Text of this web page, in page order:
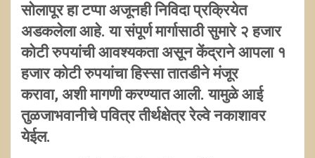
सोलापूर हा टप्पा अजूनही निविदा प्रक्रियेत
अडकलेला आहे. या संपूर्ण मार्गासाठी सुमारे २ हजार
कोटी रुपयांची आवश्यकता असून केंद्राने आपला १
हजार कोटी रुपयांचा हिस्सा तातडीने मंजूर
करावा, अशी मागणी करण्यात आली. यामुळे आई
तुळजाभवानीचे पवित्र तीर्थक्षेत्र रेल्वे नकाशावर
येईल.